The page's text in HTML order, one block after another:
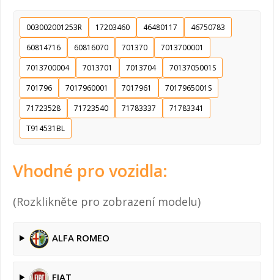
003002001253R 17203460 46480117
46750783
60814716
60816070 701370
7013700001
7013700004
7013701 7013704
7013705001S
701796
7017960001 7017961
7017965001S
71723528
71723540 71783337
71783341
T914531BL
Vhodné pro vozidla:
(Rozklikněte pro zobrazení modelu)
ALFA ROMEO
FIAT